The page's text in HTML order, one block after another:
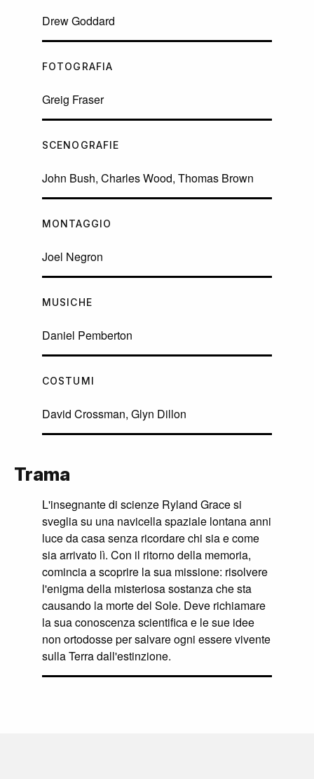
Drew Goddard
FOTOGRAFIA
Greig Fraser
SCENOGRAFIE
John Bush, Charles Wood, Thomas Brown
MONTAGGIO
Joel Negron
MUSICHE
Daniel Pemberton
COSTUMI
David Crossman, Glyn Dillon
Trama
L'insegnante di scienze Ryland Grace si
sveglia su una navicella spaziale lontana anni
luce da casa senza ricordare chi sia e come
sia arrivato lì. Con il ritorno della memoria,
comincia a scoprire la sua missione: risolvere
l'enigma della misteriosa sostanza che sta
causando la morte del Sole. Deve richiamare
la sua conoscenza scientifica e le sue idee
non ortodosse per salvare ogni essere vivente
sulla Terra dall'estinzione.